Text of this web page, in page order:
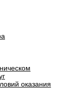
оказания